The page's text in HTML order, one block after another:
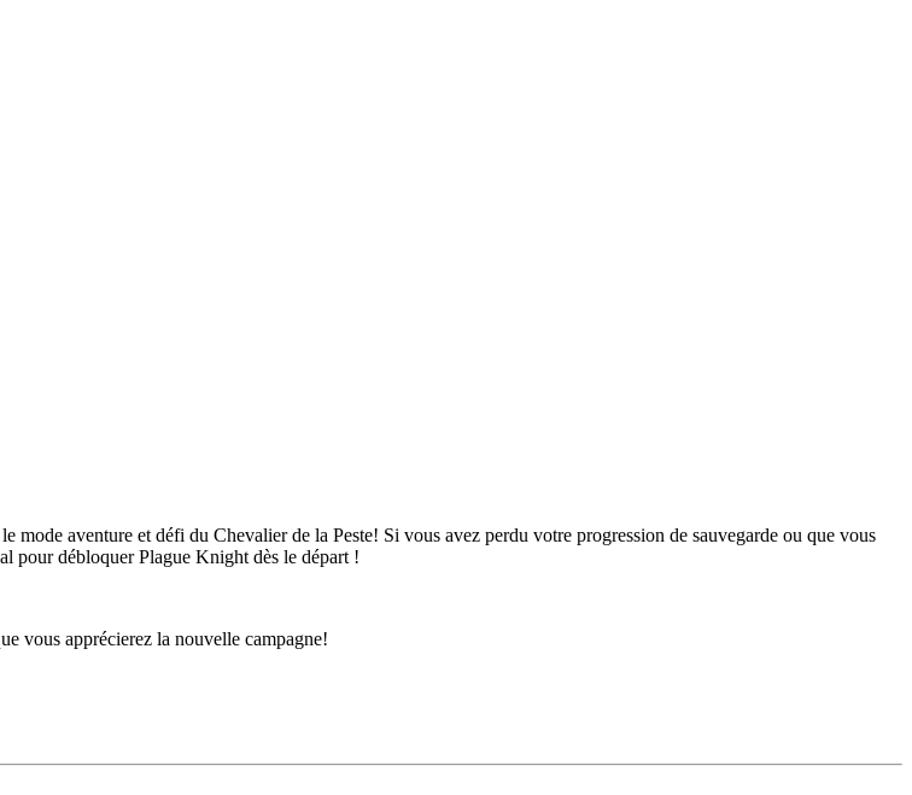
aventure et défi du Chevalier de la Peste! Si vous avez perdu votre progression de sauvegarde ou que vous
pour débloquer Plague Knight dès le départ !
vous apprécierez la nouvelle campagne!